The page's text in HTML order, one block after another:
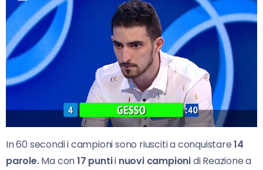
In 60 secondi i campioni sono riusciti a conquistare14
parole.Ma con17 puntii nuovi campionidi Reazione a